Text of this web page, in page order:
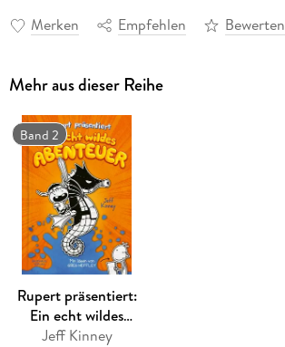
Merken Empfehlen Bewerten
Mehr aus dieser Reihe
Band 2
Rupert präsentiert:
Ein echt wildes
Abenteuer
Jeff Kinney